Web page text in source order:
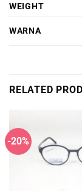
WEIGHT
WARNA
RELATED
-20%